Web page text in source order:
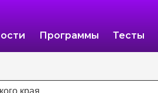
Программы Тесты